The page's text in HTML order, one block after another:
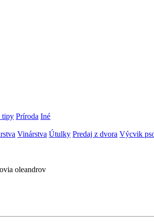
tipy Príroda Iné
Vinárstva Útulky Predaj z dvora Výcvik
oleandrov